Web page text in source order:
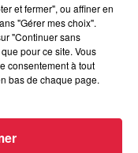
des robinets
Hoerdt ont vu de
a pris...
et fermer", ou affiner en
"Gérer mes choix".
"Continuer sans
pour ce site. Vous
consentement à tout
bas de chaque page.